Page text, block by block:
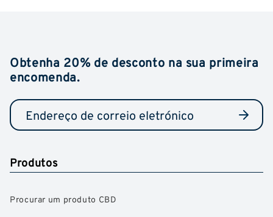
Obtenha 20% de desconto na sua primeira
encomenda.
Produtos
Procurar um produto CBD